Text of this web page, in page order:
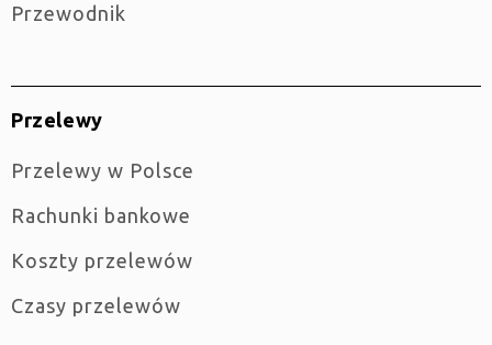
Przewodnik
Przelewy
Przelewy w Polsce
Rachunki bankowe
Koszty przelewów
Czasy przelewów